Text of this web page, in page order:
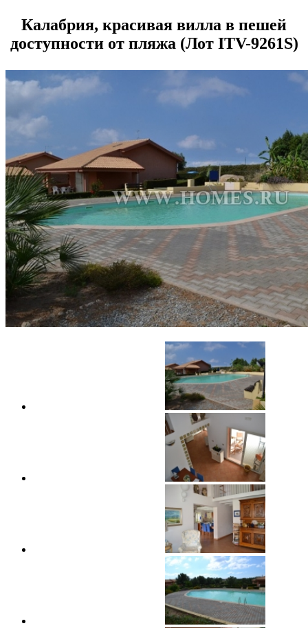
Калабрия, красивая вилла в пешей
доступности от пляжа (Лот ITV-9261S)